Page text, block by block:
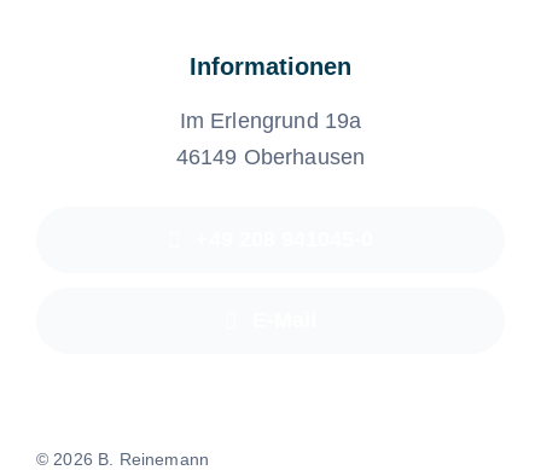
Informationen
Im Erlengrund 19a
46149 Oberhausen
© 2026 B. Reinemann